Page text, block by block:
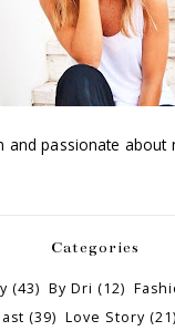
and passionate about
Categories
(43) By Dri (12)
(39) Love Story (21)